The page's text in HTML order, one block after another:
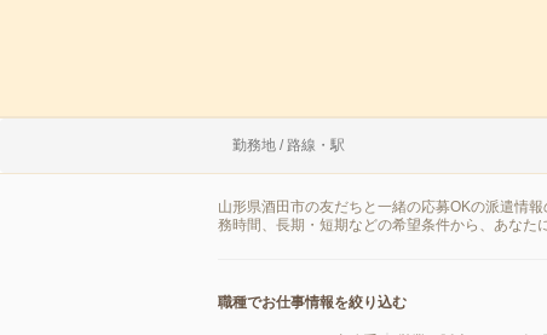
勤務地 / 路線・駅
山形県酒田市の友だちと一緒の応募OKの派遣情
務時間、長期・短期などの希望条件から、あなた
職種でお仕事情報を絞り込む